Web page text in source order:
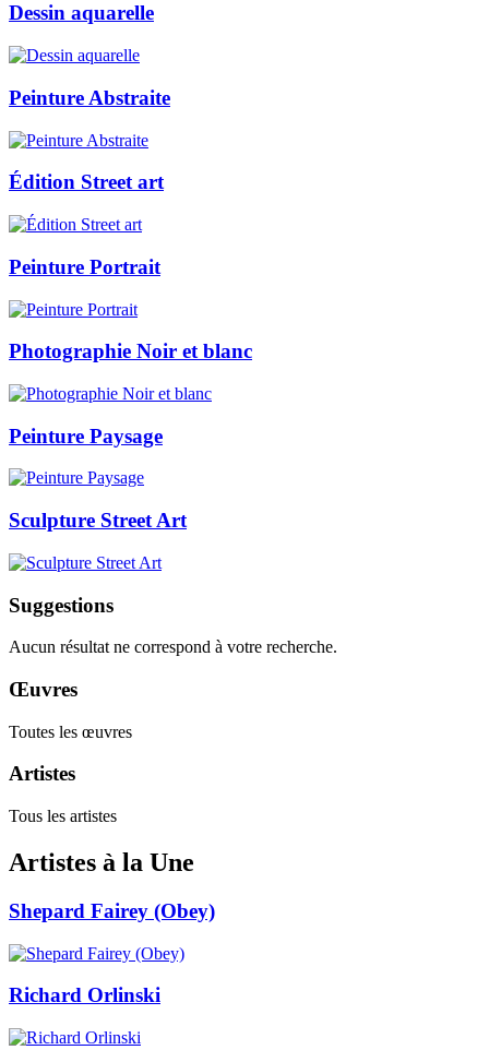
Dessin aquarelle
Peinture Abstraite
Édition Street art
Peinture Portrait
Photographie Noir et blanc
Peinture Paysage
Sculpture Street Art
Suggestions
Aucun résultat ne correspond à votre recherche.
Œuvres
Toutes les œuvres
Artistes
Tous les artistes
Artistes à la Une
Shepard Fairey (Obey)
Richard Orlinski